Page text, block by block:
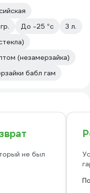
До -25 °с
3 л.
(незамерзайка)
бабл гам
не был